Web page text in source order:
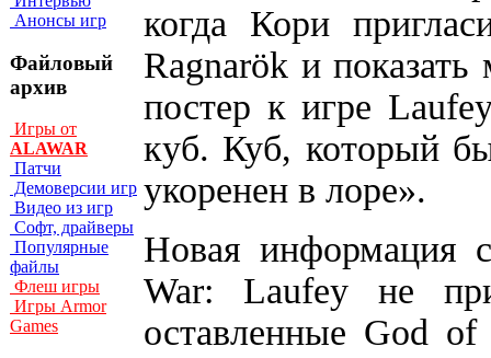
Анонсы игр
Файловый
архив
Игры от
ALAWAR
Патчи
Демоверсии игр
Видео из игр
Софт, драйверы
Популярные
файлы
Флеш игры
Игры Armor
Games
когда Кори
Ragnarök и
постер к игре
куб. Куб, который
укоренен в лоре».
Новая информация
War: Laufey не
оставленные God